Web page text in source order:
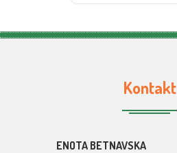
Kontakt
ENOTA BETNAVSKA